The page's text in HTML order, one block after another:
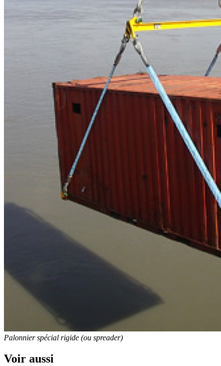
Palonnier spécial rigide (ou spreader)
Voir aussi